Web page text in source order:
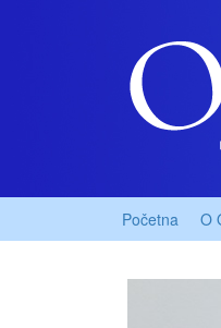
Početna O